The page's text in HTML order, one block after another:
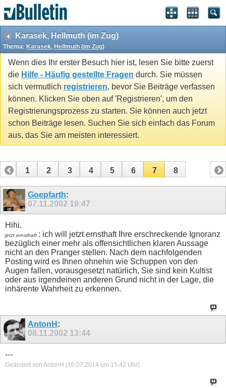
Karasek, Hellmuth (im Zug)
Thema: Karasek, Hellmuth (im Zug)
Wenn dies Ihr erster Besuch hier ist, lesen Sie bitte zuerst
die Hilfe - Häufig gestellte Fragen durch. Sie müssen
sich vermutlich registrieren, bevor Sie Beiträge verfassen
können. Klicken Sie oben auf 'Registrieren', um den
Registrierungsprozess zu starten. Sie können auch jetzt
schon Beiträge lesen. Suchen Sie sich einfach das Forum
aus, das Sie am meisten interessiert.
1 2 3 4 5 6 7 8
Goepfarth:
07.11.2002 19:47
Hihi.
jetzt ernsthaft : ich will jetzt ernsthaft Ihre erschreckende Ignoranz
bezüglich einer mehr als offensichtlichen klaren Aussage
nicht an den Pranger stellen. Nach dem nachfolgenden
Posting wird es Ihnen ohnehin wie Schuppen von den
Augen fallen, vorausgesetzt natürlich, Sie sind kein Kultist
oder aus irgendeinen anderen Grund nicht in der Lage, die
inhärente Wahrheit zu erkennen.
AntonH :
08.11.2002 13:44
---
Geändert von AntonH (10.07.2014 um 15:42 Uhr)